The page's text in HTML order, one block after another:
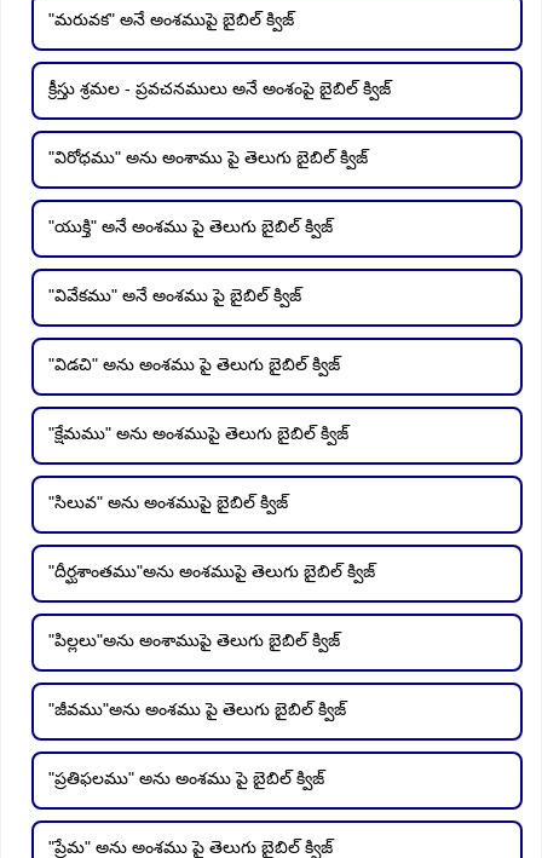
"మరువక" అనే అంశముపై బైబిల్ క్విజ్
క్రీస్తు శ్రమల - ప్రవచనములు అనే అంశంపై బైబిల్ క్విజ్
"విరోధము" అను అంశాము పై తెలుగు బైబిల్ క్విజ్
"యుక్తి" అనే అంశము పై తెలుగు బైబిల్ క్విజ్
"వివేకము" అనే అంశము పై బైబిల్ క్విజ్
"విడచి" అను అంశము పై తెలుగు బైబిల్ క్విజ్
"క్షేమము" అను అంశముపై తెలుగు బైబిల్ క్విజ్
"సిలువ" అను అంశముపై బైబిల్ క్విజ్
"దీర్ఘశాంతము"అను అంశముపై తెలుగు బైబిల్ క్విజ్
"పిల్లలు"అను అంశాముపై తెలుగు బైబిల్ క్విజ్
"జీవము"అను అంశము పై తెలుగు బైబిల్ క్విజ్
"ప్రతిఫలము" అను అంశము పై బైబిల్ క్విజ్
"ప్రేమ" అను అంశము పై తెలుగు బైబిల్ క్విజ్